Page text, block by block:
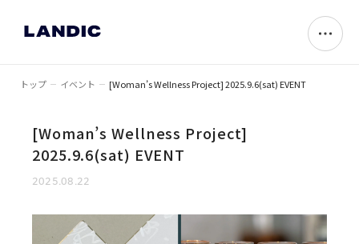
トップ イベント [Woman’s Wellness Project] 2025.9.6(sat) EVENT
[Woman’s Wellness Project]
2025.9.6(sat) EVENT
2025.08.22